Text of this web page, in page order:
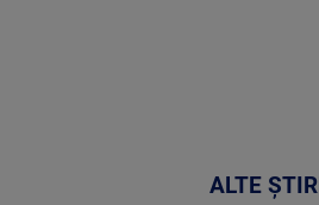
ALTE ȘTIRI